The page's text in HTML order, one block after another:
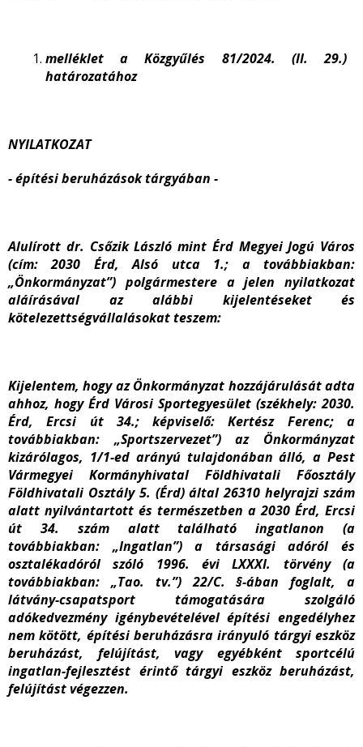
melléklet a Közgyűlés 81/2024. (II. 29.)
határozatához
NYILATKOZAT
- építési beruházások tárgyában -
Alulírott dr. Csőzik László mint Érd Megyei Jogú Város
(cím: 2030 Érd, Alsó utca 1.; a továbbiakban:
„Önkormányzat”) polgármestere a jelen nyilatkozat
aláírásával az alábbi kijelentéseket és
kötelezettségvállalásokat teszem:
Kijelentem, hogy az Önkormányzat hozzájárulását adta
ahhoz, hogy Érd Városi Sportegyesület (székhely: 2030.
Érd, Ercsi út 34.; képviselő: Kertész Ferenc; a
továbbiakban: „Sportszervezet”) az Önkormányzat
kizárólagos, 1/1-ed arányú tulajdonában álló, a Pest
Vármegyei Kormányhivatal Földhivatali Főosztály
Földhivatali Osztály 5. (Érd) által 26310 helyrajzi szám
alatt nyilvántartott és természetben a 2030 Érd, Ercsi
út 34. szám alatt található ingatlanon (a
továbbiakban: „Ingatlan”) a társasági adóról és
osztalékadóról szóló 1996. évi LXXXI. törvény (a
továbbiakban: „Tao. tv.”) 22/C. §-ában foglalt, a
látvány-csapatsport támogatására szolgáló
adókedvezmény igénybevételével építési engedélyhez
nem kötött, építési beruházásra irányuló tárgyi eszköz
beruházást, felújítást, vagy egyébként sportcélú
ingatlan-fejlesztést érintő tárgyi eszköz beruházást,
felújítást végezzen.